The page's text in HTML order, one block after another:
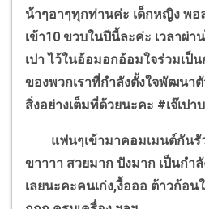
น้าๆอาๆทุกท่านค่ะ เด็กหญิง พอ
เข้า10 ขวบในปีนี้ละค่ะ เวลาผ่า
เปา ไว้ในอ้อมอกอ้อมใจร่วมเป็
ของพวกเราที่กำลังตั้งใจพัฒนาตั
สิ่งอย่างเต็มที่ด้วยนะคะ #เจ๊เปา
แฟนๆเข้ามาคอมเมนต์กันรัว
ขาาาา สวยมาก ปังมาก เป็นกำ
เลยนะคะคนเก่ง,งื้อออ ต้าวก้อ